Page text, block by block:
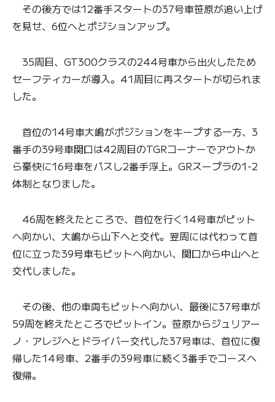
その後方では12番手スタートの37号車笹原が追い上げ
を見せ、6位へとポジションアップ。
35周目、GT300クラスの244号車から出火したため
セーフティカーが導入。41周目に再スタートが切られま
した。
首位の14号車大嶋がポジションをキープする一方、3
番手の39号車関口は42周目のTGRコーナーでアウトか
ら豪快に16号車をパスし2番手浮上。GRスープラの1-2
体制となりました。
46周を終えたところで、首位を行く14号車がピット
へ向かい、大嶋から山下へと交代。翌周には代わって首
位に立った39号車もピットへ向かい、関口から中山へと
交代しました。
その後、他の車両もピットへ向かい、最後に37号車が
59周を終えたところでピットイン。笹原からジュリアー
ノ・アレジへとドライバー交代した37号車は、首位に復
帰した14号車、2番手の39号車に続く3番手でコースへ
復帰。